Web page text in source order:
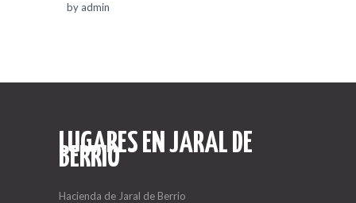
by admin
LUGARES EN JARAL DE
BERRIO
Hacienda de Jaral de Berrio